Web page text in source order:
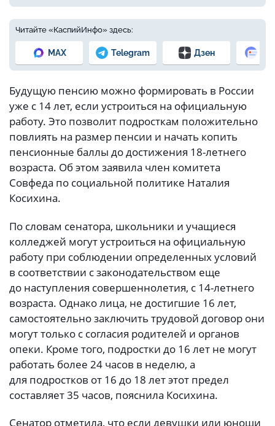
Читайте «КаспийИнфо» здесь:
MAX Telegram Дзен
Будущую пенсию можно формировать в России
уже с 14 лет, если устроиться на официальную
работу. Это позволит подросткам положительно
повлиять на размер пенсии и начать копить
пенсионные баллы до достижения 18-летнего
возраста. Об этом заявила член комитета
Совфеда по социальной политике Наталия
Косихина.
По словам сенатора, школьники и учащиеся
колледжей могут устроиться на официальную
работу при соблюдении определенных условий
в соответствии с законодательством еще
до наступления совершеннолетия, с 14-летнего
возраста. Однако лица, не достигшие 16 лет,
самостоятельно заключить трудовой договор они
могут только с согласия родителей и органов
опеки. Кроме того, подростки до 16 лет не могут
работать более 24 часов в неделю, а
для подростков от 16 до 18 лет этот предел
составляет 35 часов, пояснила Косихина.
Сенатор отметила, что если девушки или юноши